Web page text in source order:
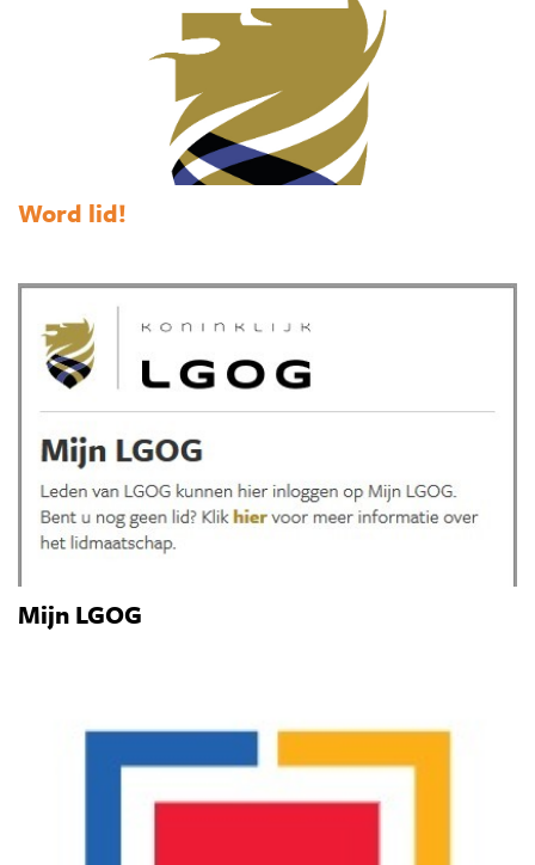
Word lid!
Mijn LGOG